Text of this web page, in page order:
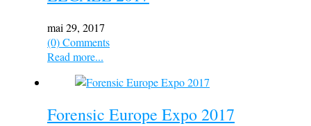
mai 29, 2017
(0) Comments
Read more...
Forensic Europe Expo 2017